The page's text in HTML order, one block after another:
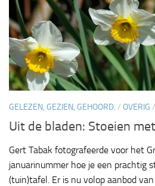
GELEZEN, GEZIEN, GEHOORD. / OVERIG /
Uit de bladen: Stoeien
Gert Tabak fotografeerde voor het
januarinummer hoe je een prachtig
(tuin)tafel. Er is nu volop aanbod